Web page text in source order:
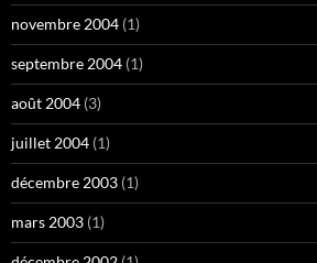
novembre 2004 (1)
septembre 2004 (1)
août 2004 (3)
juillet 2004 (1)
décembre 2003 (1)
mars 2003 (1)